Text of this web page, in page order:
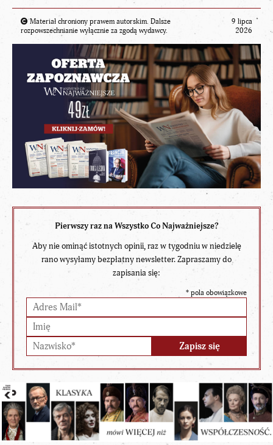
Materiał chroniony prawem autorskim. Dalsze
rozpowszechnianie wyłącznie za zgodą wydawcy.
9 lipca
2026
Pierwszy raz na Wszystko Co Najważniejsze?
Aby nie ominąć istotnych opinii, raz w tygodniu w niedzielę
rano wysyłamy bezpłatny newsletter. Zapraszamy do
zapisania się:
* pola obowiązkowe